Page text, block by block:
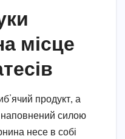
місце
продукт, а
силою
несе в собі